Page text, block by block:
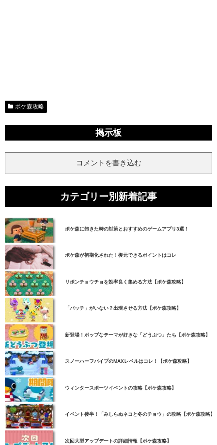
ポケ森攻略
掲示板
コメントを書き込む
カテゴリー別新着記事
ポケ森に飽きた時の対策とおすすめのゲームアプリ3選！
ポケ森が初期化された！復元できるポイントはコレ
リボンチョウチョを効率良く集める方法【ポケ森攻略】
「パッチ」がいない？出現させる方法【ポケ森攻略】
新登場！ポップなテーマが好きな「どうぶつ」たち【ポケ森攻略】
スノーハーフパイプのMAXレベルはコレ！【ポケ森攻略】
ウィンタースポーツイベントの攻略【ポケ森攻略】
イベント後半！「みしらぬネコと冬のチョウ」の攻略【ポケ森攻略】
次回大型アップデートの詳細情報【ポケ森攻略】